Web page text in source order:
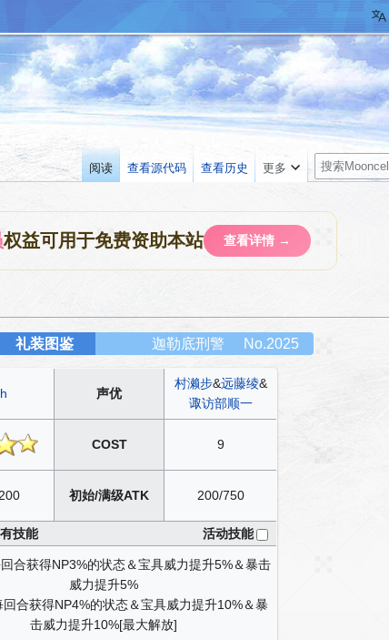
权益可用于免费资助本站 查看详情 →
礼装图鉴 No.2025
迦勒底刑警
声优
村濑步&远藤绫&
诹访部顺一
COST 9
初始/满级ATK 200/750
技能 活动技能
合获得NP3%的状态＆宝具威力提升5%＆暴击
威力提升5%
合获得NP4%的状态＆宝具威力提升10%＆暴
击威力提升10%[最大解放]
阅读 查看源代码 查看历史 更多
搜
索